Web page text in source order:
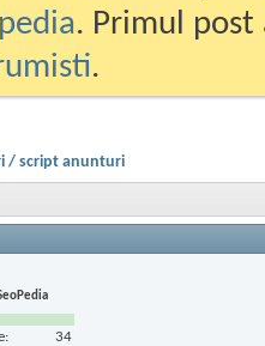
. Primul
.
/ script anunturi
34